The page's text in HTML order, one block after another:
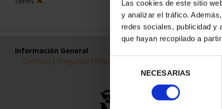
Las cookies de este sitio
y analizar el tráfico.
redes sociales, publicidad y
que hayan recopilado a
consentimiento
NECESARIAS
Información General
Contacto | Preguntas Frequentes (FAQs)